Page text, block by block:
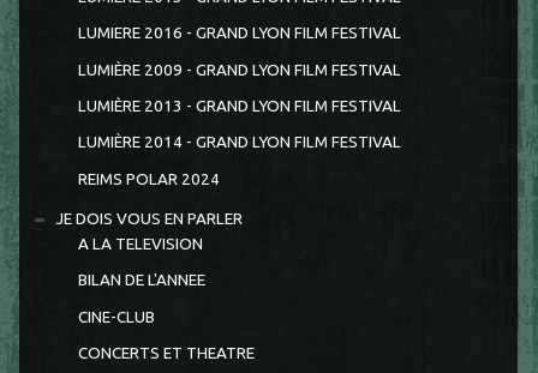
LUMIERE 2016 - GRAND LYON FILM FESTIVAL
LUMIÈRE 2009 - GRAND LYON FILM FESTIVAL
LUMIÈRE 2013 - GRAND LYON FILM FESTIVAL
LUMIÈRE 2014 - GRAND LYON FILM FESTIVAL
REIMS POLAR 2024
JE DOIS VOUS EN PARLER
A LA TELEVISION
BILAN DE L'ANNEE
CINE-CLUB
CONCERTS ET THEATRE